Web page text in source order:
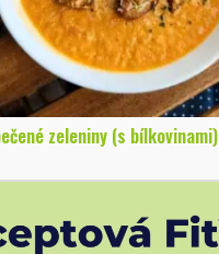
zeleniny (s bílkovinami)